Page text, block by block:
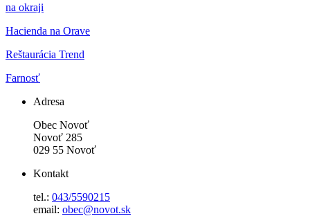
na okraji
Hacienda na Orave
Reštaurácia Trend
Farnosť
Adresa
Obec Novoť
Novoť 285
029 55 Novoť
Kontakt
tel.: 043/5590215
email: obec@novot.sk